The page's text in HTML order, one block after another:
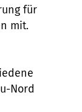
für
mit.
Nord